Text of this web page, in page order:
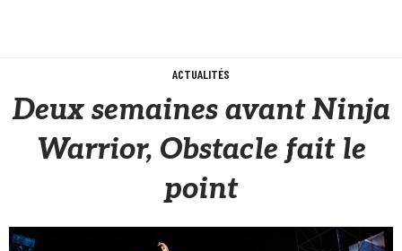
ACTUALITÉS
Deux semaines avant Ninja
Warrior, Obstacle fait le
point